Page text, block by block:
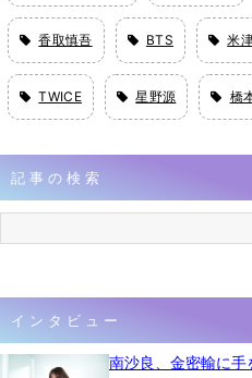
香取慎吾 BTS 米
TWICE 星野源 橋
記事の検索
インタビュー
南沙良、金密輸に